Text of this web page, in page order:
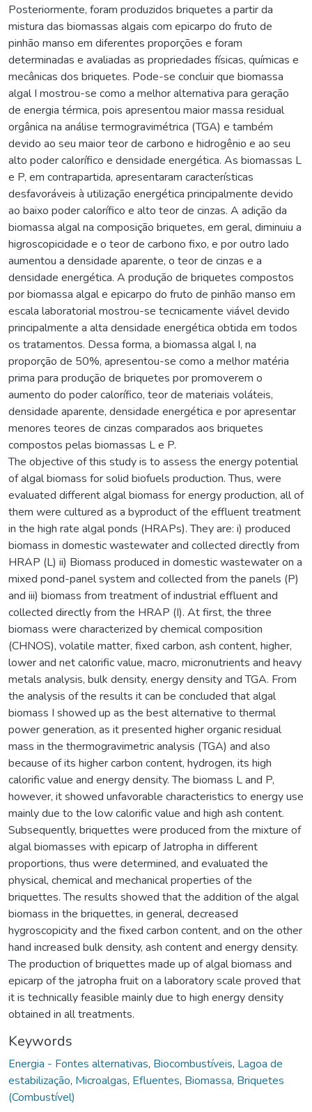
Posteriormente, foram produzidos briquetes a partir da
mistura das biomassas algais com epicarpo do fruto de
pinhão manso em diferentes proporções e foram
determinadas e avaliadas as propriedades físicas, químicas e
mecânicas dos briquetes. Pode-se concluir que biomassa
algal I mostrou-se como a melhor alternativa para geração
de energia térmica, pois apresentou maior massa residual
orgânica na análise termogravimétrica (TGA) e também
devido ao seu maior teor de carbono e hidrogênio e ao seu
alto poder calorífico e densidade energética. As biomassas L
e P, em contrapartida, apresentaram características
desfavoráveis à utilização energética principalmente devido
ao baixo poder calorífico e alto teor de cinzas. A adição da
biomassa algal na composição briquetes, em geral, diminuiu a
higroscopicidade e o teor de carbono fixo, e por outro lado
aumentou a densidade aparente, o teor de cinzas e a
densidade energética. A produção de briquetes compostos
por biomassa algal e epicarpo do fruto de pinhão manso em
escala laboratorial mostrou-se tecnicamente viável devido
principalmente a alta densidade energética obtida em todos
os tratamentos. Dessa forma, a biomassa algal I, na
proporção de 50%, apresentou-se como a melhor matéria
prima para produção de briquetes por promoverem o
aumento do poder calorífico, teor de materiais voláteis,
densidade aparente, densidade energética e por apresentar
menores teores de cinzas comparados aos briquetes
compostos pelas biomassas L e P.
The objective of this study is to assess the energy potential
of algal biomass for solid biofuels production. Thus, were
evaluated different algal biomass for energy production, all of
them were cultured as a byproduct of the effluent treatment
in the high rate algal ponds (HRAPs). They are: i) produced
biomass in domestic wastewater and collected directly from
HRAP (L) ii) Biomass produced in domestic wastewater on a
mixed pond-panel system and collected from the panels (P)
and iii) biomass from treatment of industrial effluent and
collected directly from the HRAP (I). At first, the three
biomass were characterized by chemical composition
(CHNOS), volatile matter, fixed carbon, ash content, higher,
lower and net calorific value, macro, micronutrients and heavy
metals analysis, bulk density, energy density and TGA. From
the analysis of the results it can be concluded that algal
biomass I showed up as the best alternative to thermal
power generation, as it presented higher organic residual
mass in the thermogravimetric analysis (TGA) and also
because of its higher carbon content, hydrogen, its high
calorific value and energy density. The biomass L and P,
however, it showed unfavorable characteristics to energy use
mainly due to the low calorific value and high ash content.
Subsequently, briquettes were produced from the mixture of
algal biomasses with epicarp of Jatropha in different
proportions, thus were determined, and evaluated the
physical, chemical and mechanical properties of the
briquettes. The results showed that the addition of the algal
biomass in the briquettes, in general, decreased
hygroscopicity and the fixed carbon content, and on the other
hand increased bulk density, ash content and energy density.
The production of briquettes made up of algal biomass and
epicarp of the jatropha fruit on a laboratory scale proved that
it is technically feasible mainly due to high energy density
obtained in all treatments.
Keywords
Energia - Fontes alternativas, Biocombustíveis, Lagoa de
estabilização, Microalgas, Efluentes, Biomassa, Briquetes
(Combustível)